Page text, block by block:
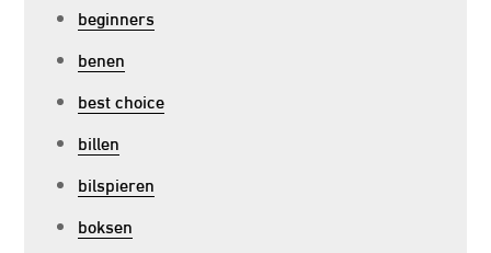
beginners
benen
best choice
billen
bilspieren
boksen